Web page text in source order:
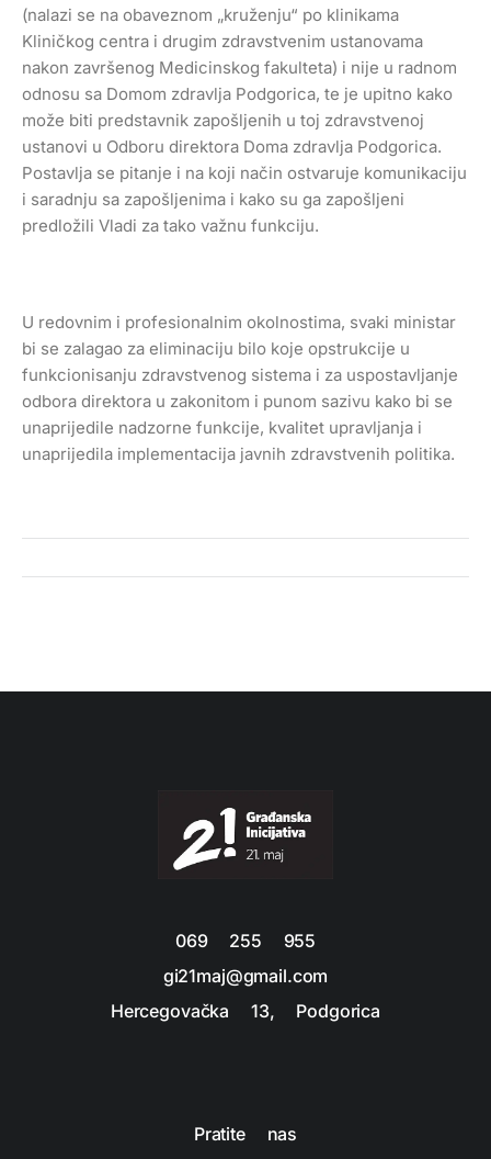
(nalazi se na obaveznom „kruženju“ po klinikama
Kliničkog centra i drugim zdravstvenim ustanovama
nakon završenog Medicinskog fakulteta) i nije u radnom
odnosu sa Domom zdravlja Podgorica, te je upitno kako
može biti predstavnik zapošljenih u toj zdravstvenoj
ustanovi u Odboru direktora Doma zdravlja Podgorica.
Postavlja se pitanje i na koji način ostvaruje komunikaciju
i saradnju sa zapošljenima i kako su ga zapošljeni
predložili Vladi za tako važnu funkciju.
U redovnim i profesionalnim okolnostima, svaki ministar
bi se zalagao za eliminaciju bilo koje opstrukcije u
funkcionisanju zdravstvenog sistema i za uspostavljanje
odbora direktora u zakonitom i punom sazivu kako bi se
unaprijedile nadzorne funkcije, kvalitet upravljanja i
unaprijedila implementacija javnih zdravstvenih politika.
069 255 955
gi21maj@gmail.com
Hercegovačka 13, Podgorica
Pratite nas